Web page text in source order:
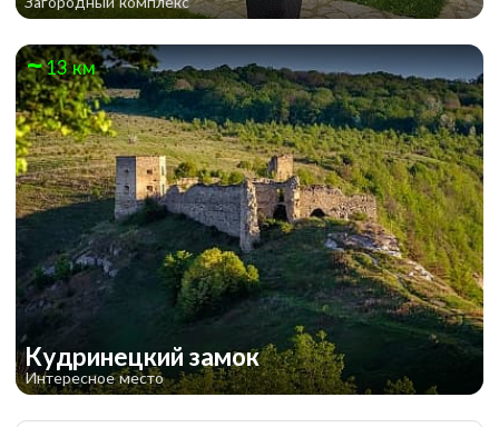
13 км
Кудринецкий замок
Интересное место